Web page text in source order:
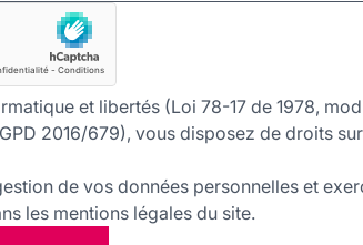
et libertés (Loi 78-17 de 1978,
2016/679), vous disposez de droits
de vos données personnelles et
les mentions légales du site.